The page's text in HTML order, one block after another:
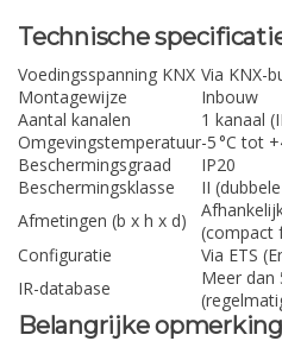
Technische
Voedingsspanning KNX Via KNX-
Montagewijze
Inbouw
Aantal kanalen
1 kanaal
Omgevingstemperatuur-5 °C tot
Beschermingsgraad
IP20
Beschermingsklasse
II
Afmetingen (b x h x d)
(compact
Configuratie
Via ETS
IR-database
Meer dan
Belangrijke